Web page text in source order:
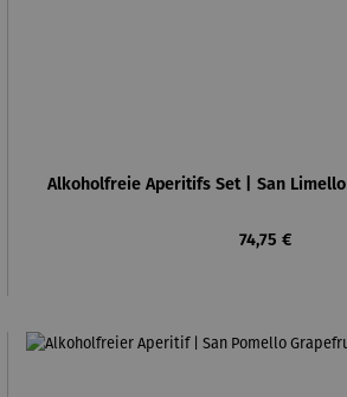
Alkoholfreie Aperitifs Set | San
Regulärer
74,75 €